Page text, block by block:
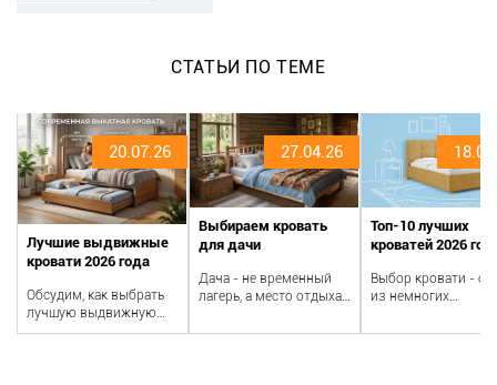
СТАТЬИ ПО ТЕМЕ
20.07.26
Лучшие выдвижные
кровати 2026 года
Обсудим, как выбрать
лучшую выдвижную
кровать для вас и
27.04.26
Выбираем кровать
для дачи
Дача - не временный
лагерь, а место отдыха.
правильной кровати
Топ-10 лучших
кроватей 2026
Выбор кровати -
из немногих
которые буквально